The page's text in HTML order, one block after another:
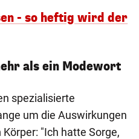
- so heftig wird der
als ein Modewort
spezialisierte
um die Auswirkungen
"Ich hatte Sorge,